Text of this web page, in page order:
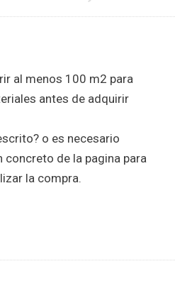
al menos 100 m2 para
antes de adquirir
o es necesario
concreto de la pagina para
la compra.